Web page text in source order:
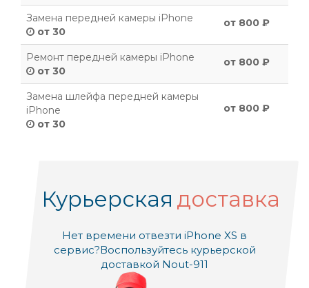
Замена передней камеры iPhone
от 30
от 800 ₽
Ремонт передней камеры iPhone
от 30
от 800 ₽
Замена шлейфа передней камеры
iPhone
от 30
от 800 ₽
Курьерская доставка
Нет времени отвезти iPhone XS в
сервис?Воспользуйтесь курьерской
доставкой Nout-911